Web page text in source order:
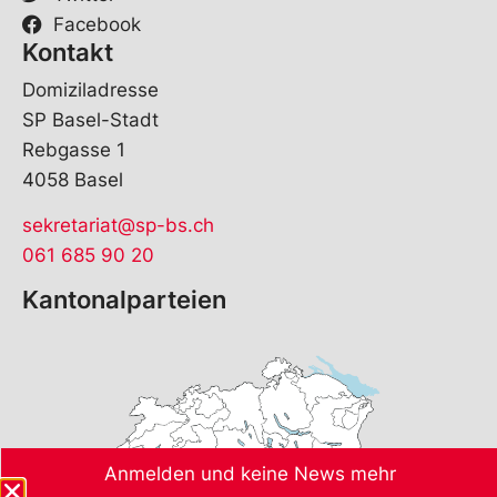
Facebook
Kontakt
Domiziladresse
SP Basel-Stadt
Rebgasse 1
4058 Basel
sekretariat@sp-bs.ch
061 685 90 20
Kantonalparteien
Anmelden und keine News mehr